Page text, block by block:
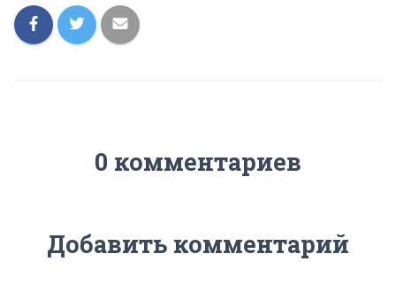
0 комментариев
Добавить комментарий